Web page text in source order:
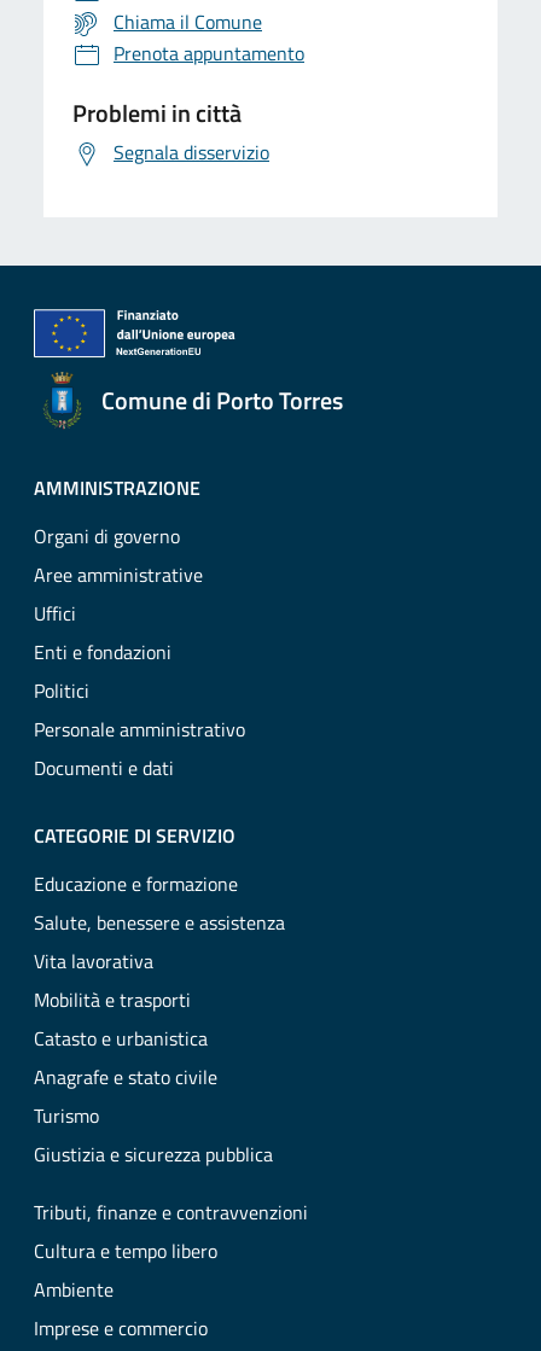
Chiama il Comune
Prenota appuntamento
Problemi in città
Segnala disservizio
Comune di Porto Torres
AMMINISTRAZIONE
Organi di governo
Aree amministrative
Uffici
Enti e fondazioni
Politici
Personale amministrativo
Documenti e dati
CATEGORIE DI SERVIZIO
Educazione e formazione
Salute, benessere e assistenza
Vita lavorativa
Mobilità e trasporti
Catasto e urbanistica
Anagrafe e stato civile
Turismo
Giustizia e sicurezza pubblica
Tributi, finanze e contravvenzioni
Cultura e tempo libero
Ambiente
Imprese e commercio